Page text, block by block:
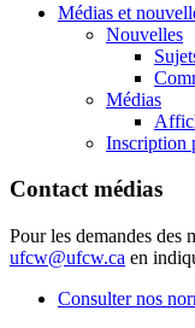
Médias et
Nouvelles
Médias
Inscription
Contact médias
Pour les demandes des
ufcw@ufcw.ca en
Consulter nos